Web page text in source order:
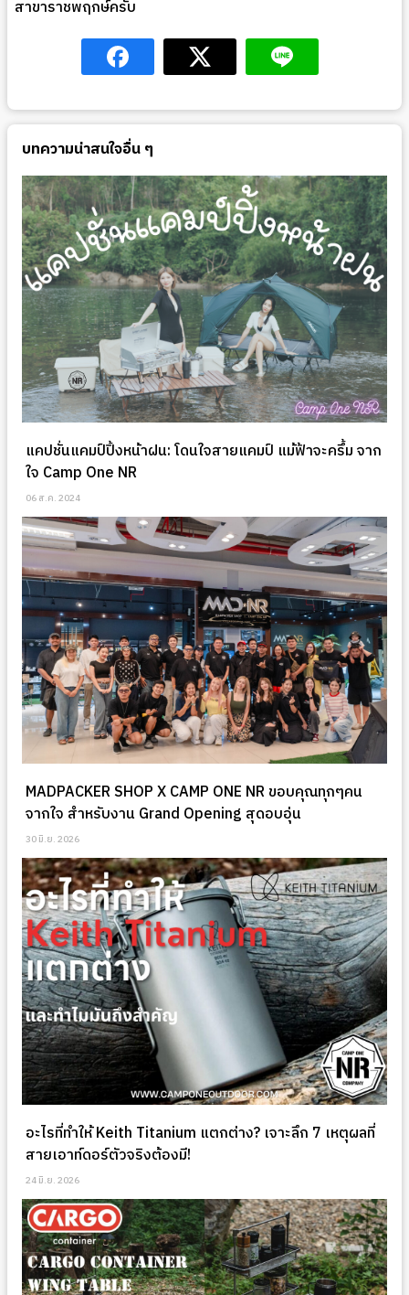
สาขาราชพฤกษ์ครับ
บทความน่าสนใจอื่น ๆ
แคปชั่นแคมป์ปิ้งหน้าฝน: โดนใจสายแคมป์ แม้ฟ้าจะครึ้ม จาก
ใจ Camp One NR
06 ส.ค. 2024
MADPACKER SHOP X CAMP ONE NR ขอบคุณทุกๆคน
จากใจ สำหรับงาน Grand Opening สุดอบอุ่น
30 มิ.ย. 2026
อะไรที่ทำให้ Keith Titanium แตกต่าง? เจาะลึก 7 เหตุผลที่
สายเอาท์ดอร์ตัวจริงต้องมี!
24 มิ.ย. 2026